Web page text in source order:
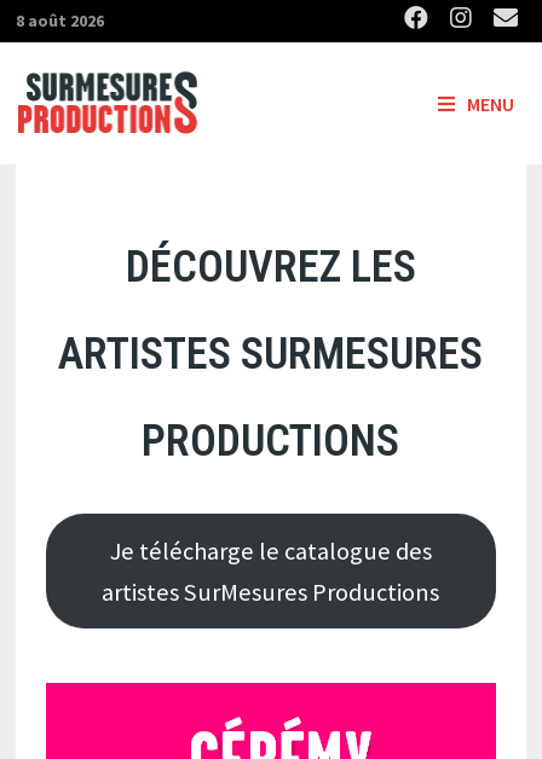
Passer
au
contenu
8 août 2026
MENU
DÉCOUVREZ LES
ARTISTES SURMESURES
PRODUCTIONS
Je télécharge le catalogue des
artistes SurMesures Productions